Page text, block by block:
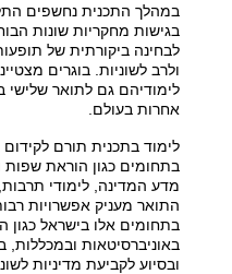
במהלך התכנית נחשפים
בגישות מחקריות שונות
לבחינה ביקורתית של
ולרב לשוניות. בוגרים
לימודיהם גם לתואר שלישי
אחרות בעולם.
לימוד בתכנית תורם
בתחומים כגון הוראת שפות
מדע המדינה, לימודי תרבות,
התואר מעניק אפשרויות
בתחומים אלו בישראל
באוניברסיטאות
ובסיוע לקביעת מדיניות